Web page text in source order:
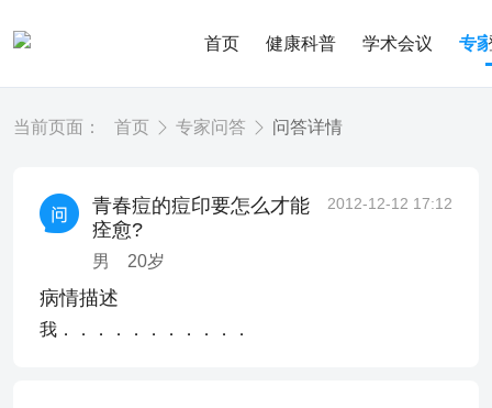
首页 健康科普 学术会议 专
当前页面： 首页 专家问答 问答详情
青春痘的痘印要怎么才能
痊愈?
男 20岁
2012-12-12 17:12
病情描述
我．．．．．．．．．．．